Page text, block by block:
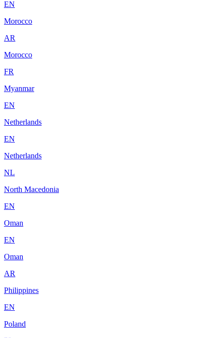
EN
Morocco
AR
Morocco
FR
Myanmar
EN
Netherlands
EN
Netherlands
NL
North Macedonia
EN
Oman
EN
Oman
AR
Philippines
EN
Poland